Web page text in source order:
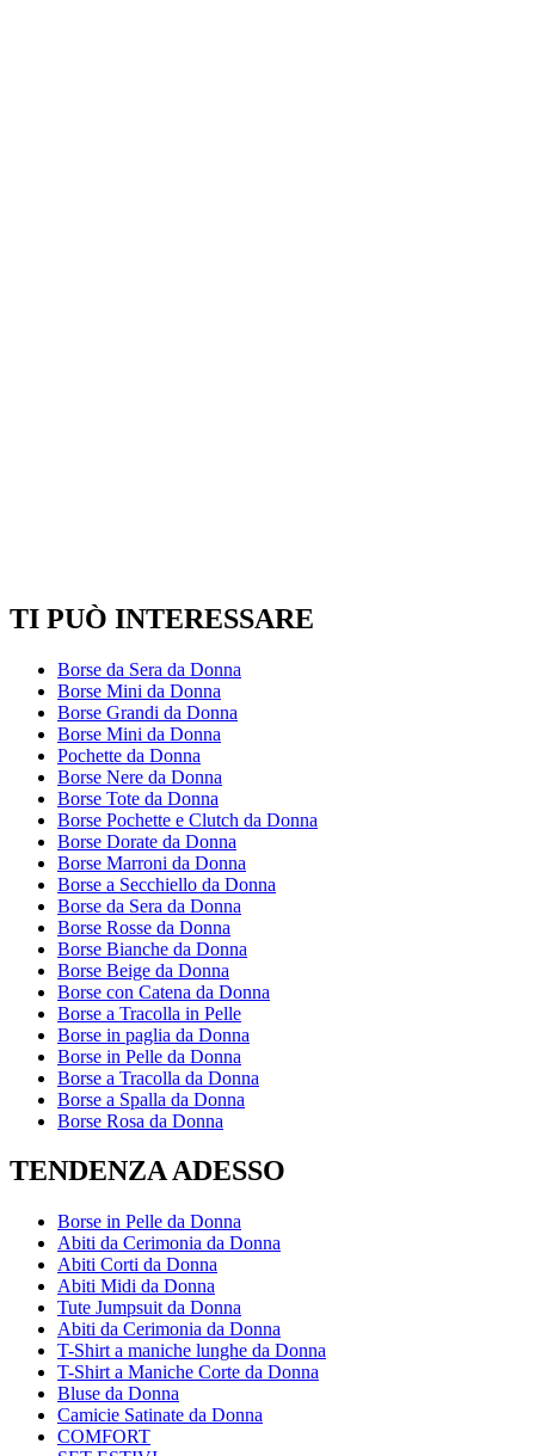
TI PUÒ INTERESSARE
Borse da Sera da Donna
Borse Mini da Donna
Borse Grandi da Donna
Borse Mini da Donna
Pochette da Donna
Borse Nere da Donna
Borse Tote da Donna
Borse Pochette e Clutch da Donna
Borse Dorate da Donna
Borse Marroni da Donna
Borse a Secchiello da Donna
Borse da Sera da Donna
Borse Rosse da Donna
Borse Bianche da Donna
Borse Beige da Donna
Borse con Catena da Donna
Borse a Tracolla in Pelle
Borse in paglia da Donna
Borse in Pelle da Donna
Borse a Tracolla da Donna
Borse a Spalla da Donna
Borse Rosa da Donna
TENDENZA ADESSO
Borse in Pelle da Donna
Abiti da Cerimonia da Donna
Abiti Corti da Donna
Abiti Midi da Donna
Tute Jumpsuit da Donna
Abiti da Cerimonia da Donna
T-Shirt a maniche lunghe da Donna
T-Shirt a Maniche Corte da Donna
Bluse da Donna
Camicie Satinate da Donna
COMFORT